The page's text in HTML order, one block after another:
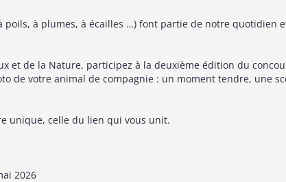
poils, à plumes, à écailles …) font partie de notre quotidien
et de la Nature, participez à la deuxième édition du
de votre animal de compagnie : un moment tendre, une
unique, celle du lien qui vous unit.
2026